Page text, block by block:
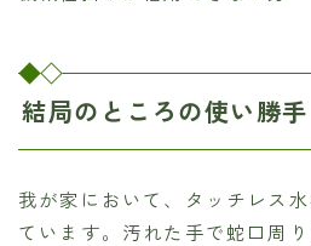
結局のところの使い勝手
我が家において、タッチレス
ています。汚れた手で蛇口周